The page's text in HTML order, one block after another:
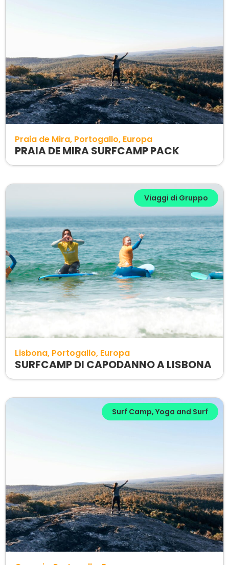
Praia de Mira Portogallo Europa
PRAIA DE MIRA SURFCAMP PACK
Viaggi di Gruppo
Lisbona Portogallo Europa
SURFCAMP DI CAPODANNO A LISBONA
Surf Camp, Yoga and Surf